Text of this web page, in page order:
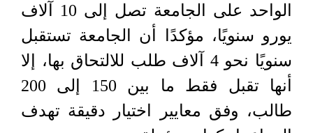
الواحد على الجامعة تصل إلى 10 آلاف
يورو سنويًا، مؤكدًا أن الجامعة تستقبل
سنويًا نحو 4 آلاف طلب للالتحاق بها، إلا
أنها تقبل فقط ما بين 150 إلى 200
طالب، وفق معايير اختيار دقيقة تهدف